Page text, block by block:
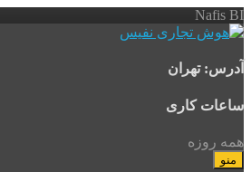
Nafis BI
آدرس: تهران
ساعات کاری
همه روزه
منو